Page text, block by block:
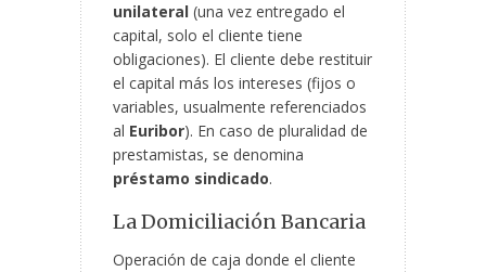
unilateral (una vez entregado el
capital, solo el cliente tiene
obligaciones). El cliente debe restituir
el capital más los intereses (fijos o
variables, usualmente referenciados
al Euribor). En caso de pluralidad de
prestamistas, se denomina
préstamo sindicado.
La Domiciliación Bancaria
Operación de caja donde el cliente